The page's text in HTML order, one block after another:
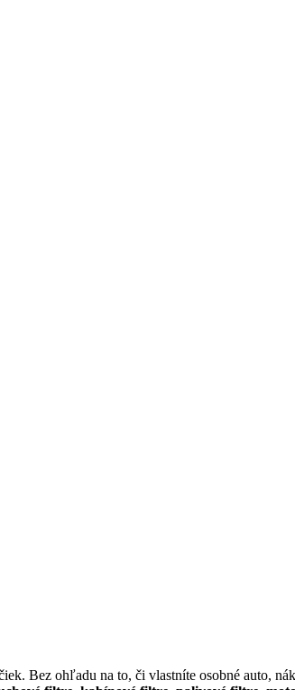
Bez ohľadu na to, či vlastníte osobné auto,